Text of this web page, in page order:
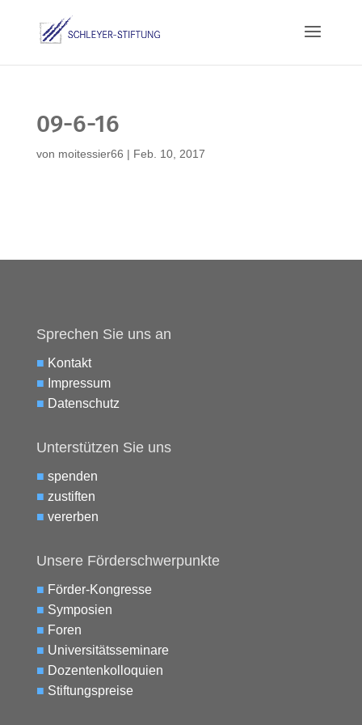
09-6-16
von moitessier66 | Feb. 10, 2017
Sprechen Sie uns an
■ Kontakt
■ Impressum
■ Datenschutz
Unterstützen Sie uns
■ spenden
■ zustiften
■ vererben
Unsere Förderschwerpunkte
■ Förder-Kongresse
■ Symposien
■ Foren
■ Universitätsseminare
■ Dozentenkolloquien
■ Stiftungspreise